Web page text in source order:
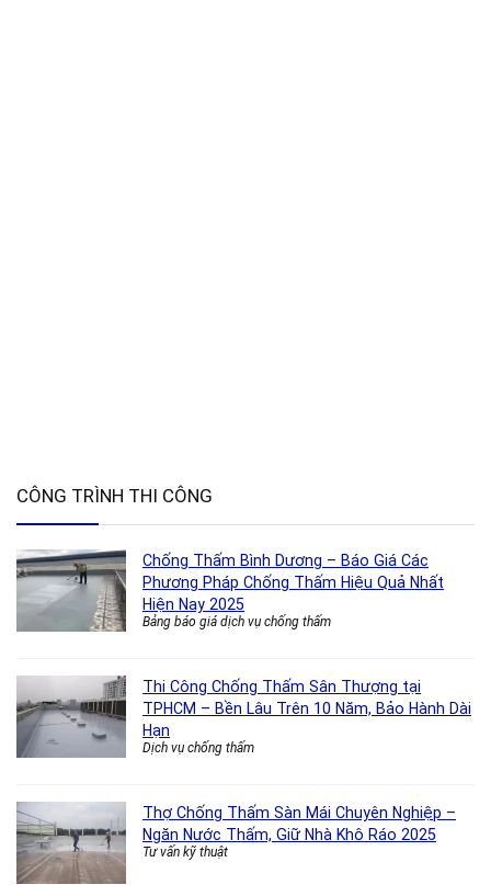
CÔNG TRÌNH THI CÔNG
Chống Thấm Bình Dương – Báo Giá Các
Phương Pháp Chống Thấm Hiệu Quả Nhất
Hiện Nay 2025
Bảng báo giá dịch vụ chống thấm
Thi Công Chống Thấm Sân Thượng tại
TPHCM – Bền Lâu Trên 10 Năm, Bảo Hành Dài
Hạn
Dịch vụ chống thấm
Thợ Chống Thấm Sàn Mái Chuyên Nghiệp –
Ngăn Nước Thấm, Giữ Nhà Khô Ráo 2025
Tư vấn kỹ thuật